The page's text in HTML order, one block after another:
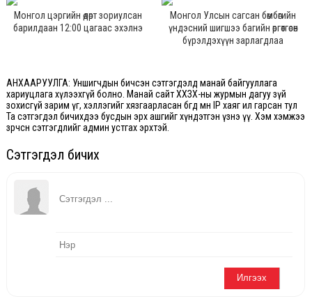
Монгол цэргийн өдөрт зориулсан
барилдаан 12:00 цагаас эхэлнэ
Монгол Улсын сагсан бөмбөгийн
үндэсний шигшээ багийн өргөтгөсөн
бүрэлдэхүүн зарлагдлаа
АНХААРУУЛГА: Уншигчдын бичсэн сэтгэгдэлд манай байгууллага
хариуцлага хүлээхгүй болно. Манай сайт ХХЗХ-ны журмын дагуу зүй
зохисгүй зарим үг, хэллэгийг хязгаарласан бөгөөд мөн IP хаяг ил гарсан тул
Та сэтгэгдэл бичихдээ бусдын эрх ашгийг хүндэтгэн үзнэ үү. Хэм хэмжээ
зөрчсөн сэтгэгдлийг админ устгах эрхтэй.
Сэтгэгдэл бичих